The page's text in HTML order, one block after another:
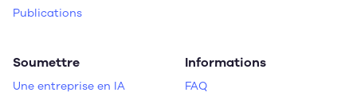
Publications
Soumettre
Une entreprise en IA
Informations
FAQ